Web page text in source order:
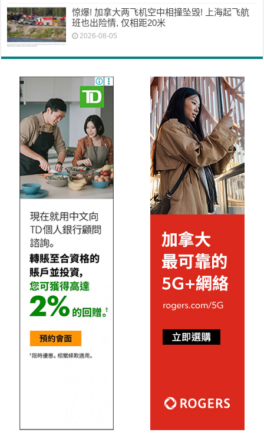
惊爆! 加拿大两飞机空中相撞坠毁! 上海起飞航
班也出险情, 仅相距20米
2026-08-05